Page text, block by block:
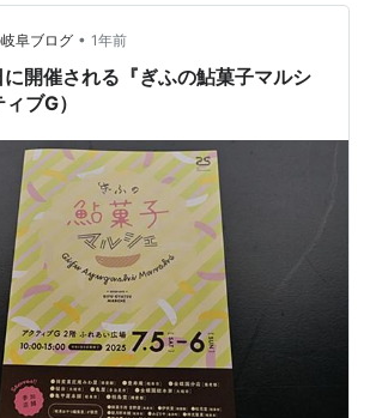
いしフィットネスクラブもあります。 7
日までは“アクティブG25周年ありがとう
いうことで、各店舗が様々な特典を…
阜ブログ • 1年前
開催される『ぎふの鮎菓子マルシ
ブG）